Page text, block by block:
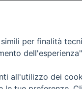
per finalità
all'utilizzo dei